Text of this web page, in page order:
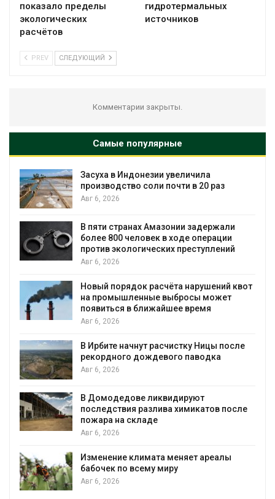
показало пределы
экологических
расчётов
гидротермальных
источников
PREV СЛЕДУЮЩИЙ
Комментарии закрыты.
Самые популярные
Засуха в Индонезии увеличила
производство соли почти в 20 раз
Авг 6, 2026
В пяти странах Амазонии задержали
более 800 человек в ходе операции
против экологических преступлений
Авг 6, 2026
Новый порядок расчёта нарушений квот
на промышленные выбросы может
появиться в ближайшее время
Авг 6, 2026
В Ирбите начнут расчистку Ницы после
рекордного дождевого паводка
Авг 6, 2026
В Домодедове ликвидируют
последствия разлива химикатов после
пожара на складе
Авг 6, 2026
Изменение климата меняет ареалы
бабочек по всему миру
Авг 6, 2026